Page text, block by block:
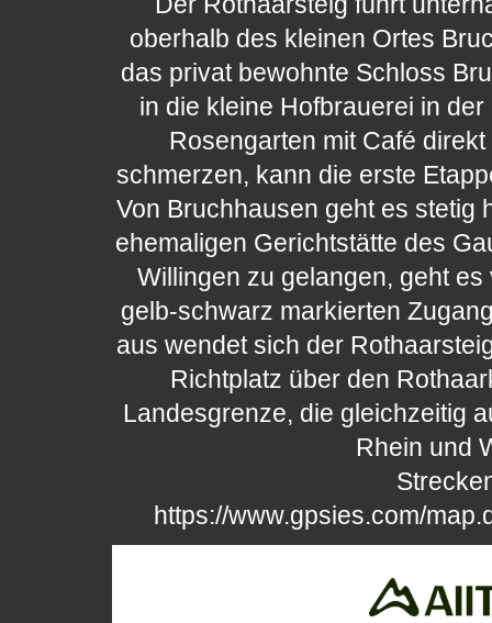
oberhalb des kleinen Ortes
das privat bewohnte Schloss
in die kleine Hofbrauerei in
Rosengarten mit Café
schmerzen, kann die erste
Von Bruchhausen geht es stetig
ehemaligen Gerichtstätte des
Willingen zu gelangen, geht
gelb-schwarz markierten
aus wendet sich der
Richtplatz über den
Landesgrenze, die gleichzeitig
Rhein und
https://www.gpsies.com/